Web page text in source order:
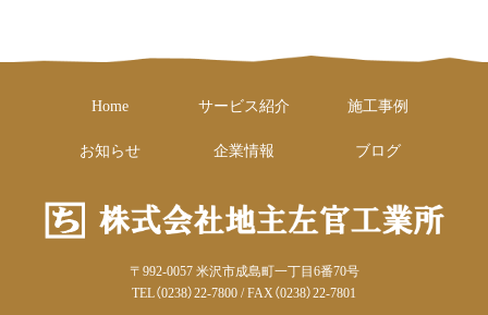
Home サービス紹介 施工事例
お知らせ 企業情報 ブログ
〒992-0057 米沢市成島町一丁目6番70号
TEL（0238）22-7800 / FAX（0238）22-7801